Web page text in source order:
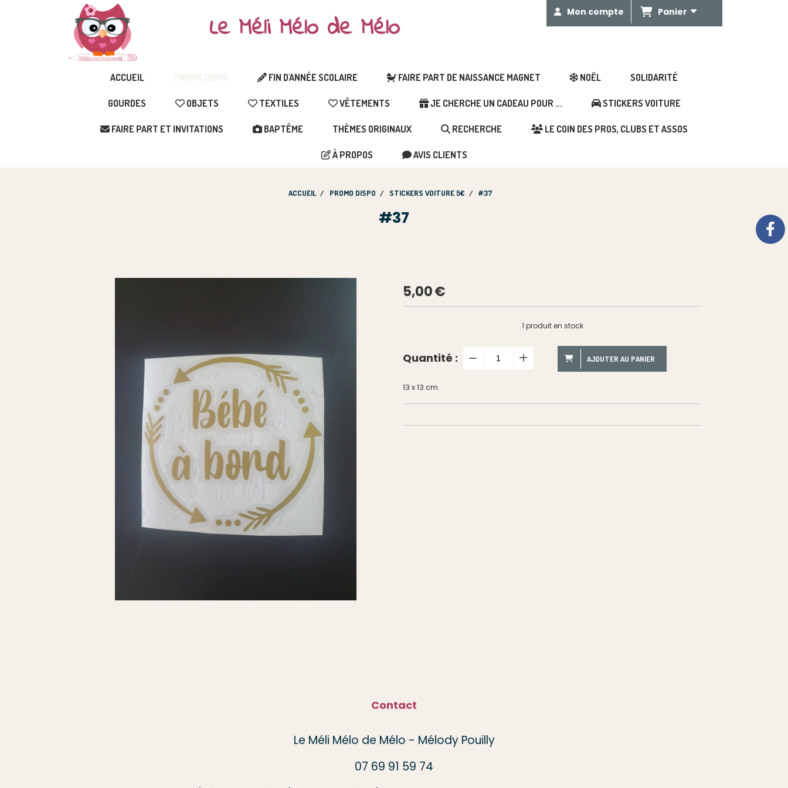
Le Méli Mélo de Mélo Mon compte Panier
ACCUEIL FIN D'ANNÉE SCOLAIRE FAIRE PART DE NAISSANCE MAGNET NOËL SOLIDARITÉ
GOURDES OBJETS TEXTILES VÊTEMENTS JE CHERCHE UN CADEAU POUR ... STICKERS VOITURE
FAIRE PART ET INVITATIONS BAPTÊME THÈMES ORIGINAUX RECHERCHE LE COIN DES PROS, CLUBS ET ASSOS
À PROPOS AVIS CLIENTS
ACCUEIL PROMO DISPO STICKERS VOITURE 5€ #37
#37
5,00€
1 produit en stock
Quantité : AJOUTER AU PANIER
13 x 13 cm
Contact
Le Méli Mélo de Mélo - Mélody Pouilly
07 69 91 59 74